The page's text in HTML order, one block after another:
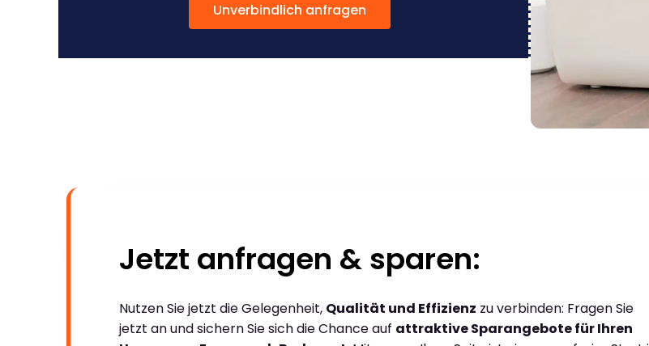
Unverbindlich anfragen
Jetzt anfragen & sparen:
Nutzen Sie jetzt die Gelegenheit, Qualität und Effizienz zu verbinden: Fragen Sie
jetzt an und sichern Sie sich die Chance auf attraktive Sparangebote für Ihren